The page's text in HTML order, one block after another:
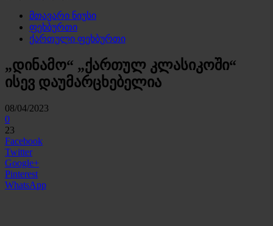
მთავარი ნიუსი
ფეხბურთი
ქართული ფეხბურთი
„დინამო“ „ქართულ კლასიკოში“
ისევ დაუმარცხებელია
08/04/2023
0
23
Facebook
Twitter
Google+
Pinterest
WhatsApp